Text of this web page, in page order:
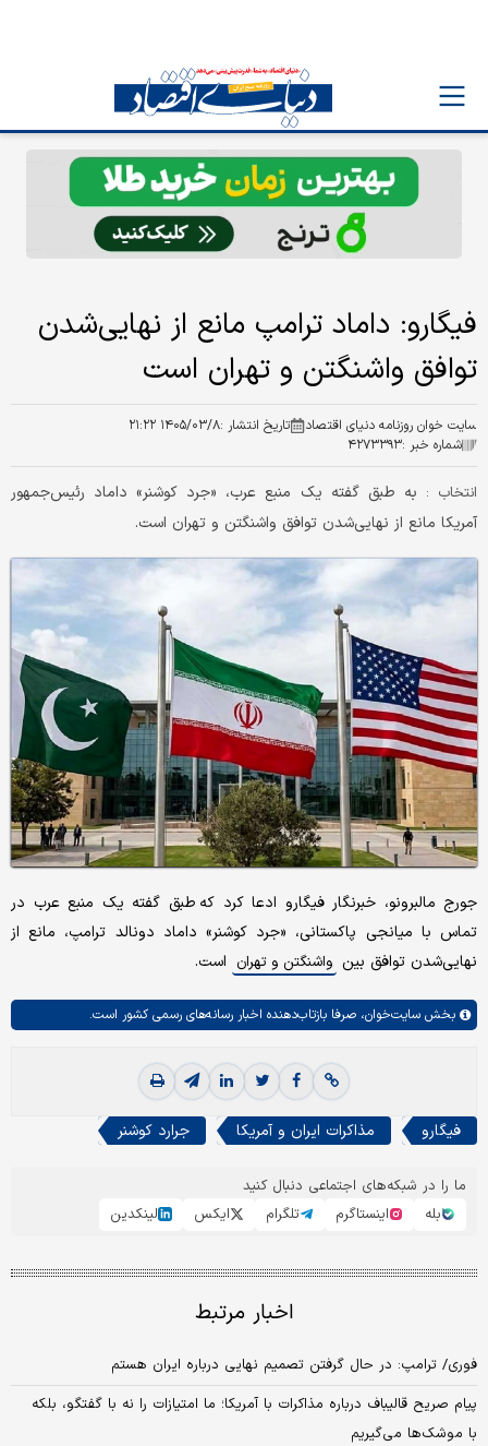
فیگارو: داماد ترامپ مانع از نهایی‌شدن
توافق واشنگتن و تهران است
سایت خوان روزنامه دنیای اقتصاد تاریخ انتشار :۱۴۰۵/۰۳/۸ ۲۱:۲۲
شماره خبر :۴۲۷۳۳۹۳
انتخاب : به طبق گفته یک منبع عرب، «جرد کوشنر» داماد رئیس‌جمهور
آمریکا مانع از نهایی‌شدن توافق واشنگتن و تهران است.
جورج مالبرونو، خبرنگار فیگارو ادعا کرد که طبق گفته یک منبع عرب در
تماس با میانجی پاکستانی، «جرد کوشنر» داماد دونالد ترامپ، مانع از
نهایی‌شدن توافق بین واشنگتن و تهران است.
بخش سایت‌خوان، صرفا بازتاب‌دهنده اخبار رسانه‌های رسمی کشور است.
فیگارو مذاکرات ایران و آمریکا جرارد کوشنر
ما را در شبکه‌های اجتماعی دنبال کنید
بله
اینستاگرم تلگرام ایکس لینکدین
اخبار مرتبط
فوری/ ترامپ: در حال گرفتن تصمیم نهایی درباره ایران هستم
پیام صریح قالیباف درباره مذاکرات با آمریکا؛ ما امتیازات را نه با گفتگو، بلکه
با موشک‌‌ها می‌گیریم